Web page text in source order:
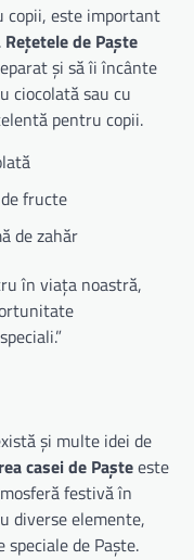
copii, este important
Rețetele de Paște
și să îi încânte
ciocolată sau cu
pentru copii.
fructe
de zahăr
în viața noastră,
și multe idei de
casei de Pașteeste
festivă în
diverse elemente,
de Paște.